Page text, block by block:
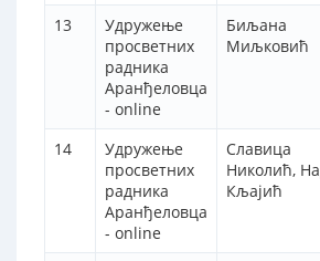
13
Удружење
просветних
радника
Аранђеловца
- online
Биљана
Миљковић
14
Удружење
просветних
радника
Аранђеловца
- online
Славица
Николић,
Кљајић